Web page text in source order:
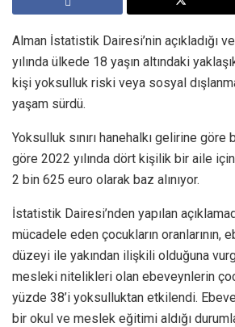
Alman İstatistik Dairesi’nin açıkladığı
yılında ülkede 18 yaşın altındaki
kişi yoksulluk riski veya sosyal
yaşam sürdü.
Yoksulluk sınırı hanehalkı gelirine göre
göre 2022 yılında dört kişilik bir aile için
2 bin 625 euro olarak baz alınıyor.
İstatistik Dairesi’nden yapılan
mücadele eden çocukların oranlarının,
düzeyi ile yakından ilişkili olduğuna
mesleki nitelikleri olan ebeveynlerin
yüzde 38’i yoksulluktan etkilendi.
bir okul ve meslek eğitimi aldığı